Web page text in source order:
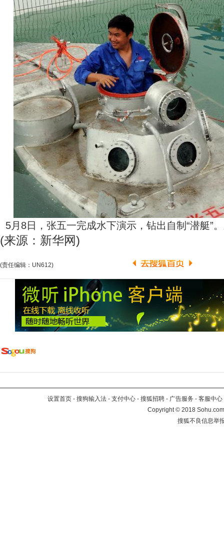
5月8日，张五一完成水下演示，钻出自制“潜艇”
(来源：新华网)
(责任编辑：UN612)
设置首页 - 搜狗输入法 - 支付中心 - 搜狐招聘 - 广告服务 - 客服中心
Copyright©2018
搜狐不良信息举